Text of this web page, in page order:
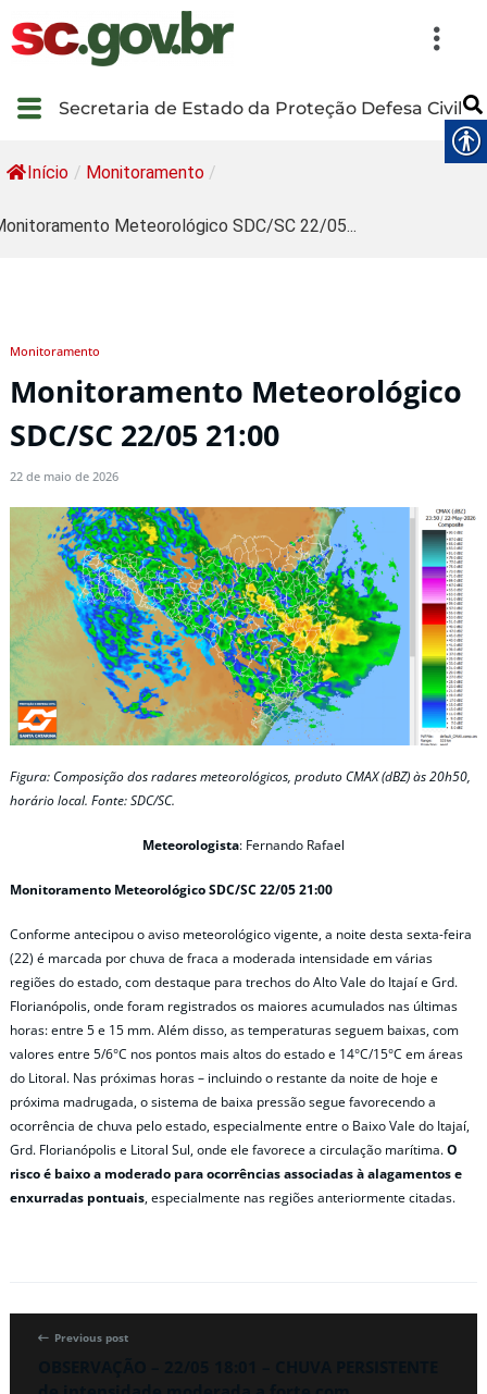
Secretaria de Estado da Proteção Defesa Civil
Início / Monitoramento /
Meteorológico SDC/SC 22/05...
Monitoramento
Monitoramento Meteorológico
SDC/SC 22/05 21:00
22 de maio de 2026
Figura: Composição dos radares meteorológicos, produto CMAX (dBZ) às 20h50,
horário local. Fonte: SDC/SC.
Meteorologista: Fernando Rafael
Monitoramento Meteorológico SDC/SC 22/05 21:00
Conforme antecipou o aviso meteorológico vigente, a noite desta sexta-feira
(22) é marcada por chuva de fraca a moderada intensidade em várias
regiões do estado, com destaque para trechos do Alto Vale do Itajaí e Grd.
Florianópolis, onde foram registrados os maiores acumulados nas últimas
horas: entre 5 e 15 mm. Além disso, as temperaturas seguem baixas, com
valores entre 5/6°C nos pontos mais altos do estado e 14°C/15°C em áreas
do Litoral. Nas próximas horas – incluindo o restante da noite de hoje e
próxima madrugada, o sistema de baixa pressão segue favorecendo a
ocorrência de chuva pelo estado, especialmente entre o Baixo Vale do Itajaí,
Grd. Florianópolis e Litoral Sul, onde ele favorece a circulação marítima.O
risco é baixo a moderado para ocorrências associadas à alagamentos e
enxurradas pontuais, especialmente nas regiões anteriormente citadas.
Previous post